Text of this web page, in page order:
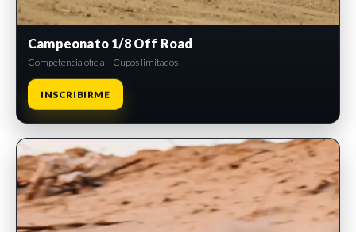
Campeonato 1/8 Off Road
Competencia oficial · Cupos limitados
INSCRIBIRME
INSCRIPCIONES ABIERTAS